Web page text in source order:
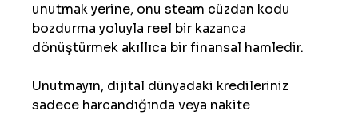
unutmak yerine, onu steam cüzdan kodu
bozdurma yoluyla reel bir kazanca
dönüştürmek akıllıca bir finansal hamledir.
Unutmayın, dijital dünyadaki kredileriniz
sadece harcandığında veya nakite